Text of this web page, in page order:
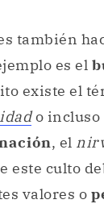
también
es el
existe el
o incluso
, el
este culto
valores o